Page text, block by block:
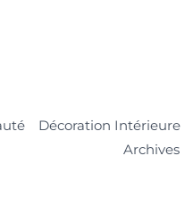
Décoration Intérieure
Archives